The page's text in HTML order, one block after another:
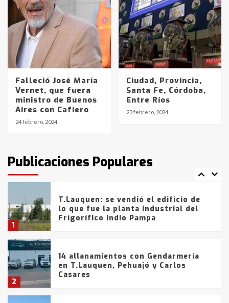
Falleció José María
Vernet, que fuera
ministro de Buenos
Aires con Cafiero
24 febrero, 2024
Ciudad, Provincia,
Santa Fe, Córdoba,
Entre Ríos
23 febrero, 2024
Publicaciones Populares
5
Los precios de los combustibles en
La Pampa, desde YPF hasta Axion
entre 857 a 1338 pesos
6
La Bolsa de Cereales de Bahía
Blanca anticipa que Agosto vendrá
con lluvias y heladas, en gran parte
de la provincia
fueron detenidos por
comercialización de drogas en la
tarde del sábado
1
T.Lauquen: se vendió el edificio de
lo que fue la planta Industrial del
Frígorífico Indio Pampa
2
14 allanamientos con Gendarmería
en T.Lauquen, Pehuajó y Carlos
Casares